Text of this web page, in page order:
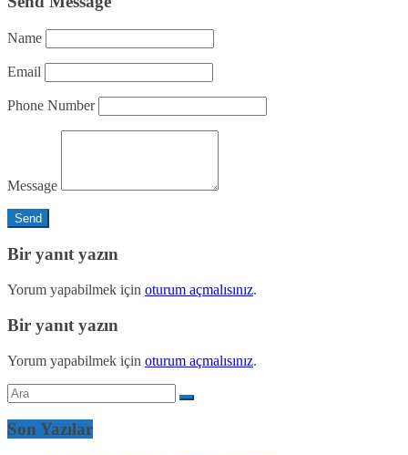
Name
Email
Phone Number
Message
Bir yanıt yazın
Yorum yapabilmek için oturum açmalısınız.
Bir yanıt yazın
Yorum yapabilmek için oturum açmalısınız.
Son Yazılar